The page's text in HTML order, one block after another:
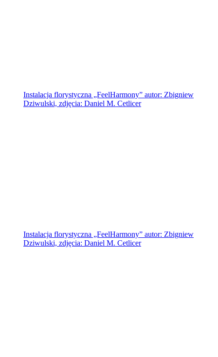
Instalacja florystyczna „FeelHarmony” autor: Zbigniew
Dziwulski, zdjęcia: Daniel M. Cetlicer
Instalacja florystyczna „FeelHarmony” autor: Zbigniew
Dziwulski, zdjęcia: Daniel M. Cetlicer